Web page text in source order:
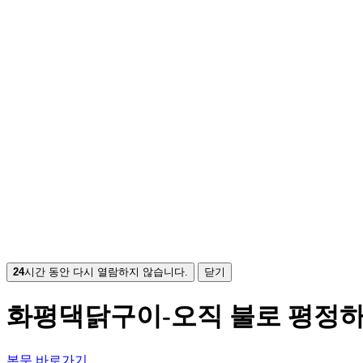
24시간 동안 다시 열람하지 않습니다. 닫기
화평댁닭구이-오직 불로 평정
본문 바로가기